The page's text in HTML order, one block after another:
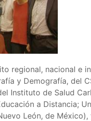
regional, nacional e
y Demografía, del
Instituto de Salud
a Distancia;
León, de México),